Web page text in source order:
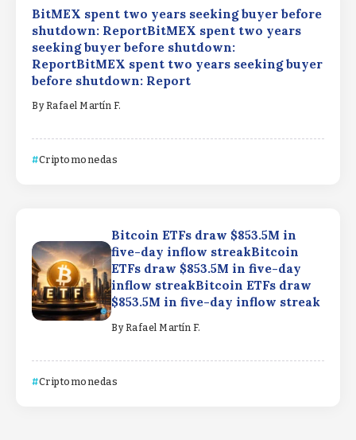
BitMEX spent two years seeking buyer before
shutdown: ReportBitMEX spent two years
seeking buyer before shutdown:
ReportBitMEX spent two years seeking buyer
before shutdown: Report
By Rafael Martín F.
Criptomonedas
Bitcoin ETFs draw $853.5M in
five-day inflow streakBitcoin
ETFs draw $853.5M in five-day
inflow streakBitcoin ETFs draw
$853.5M in five-day inflow streak
By Rafael Martín F.
Criptomonedas